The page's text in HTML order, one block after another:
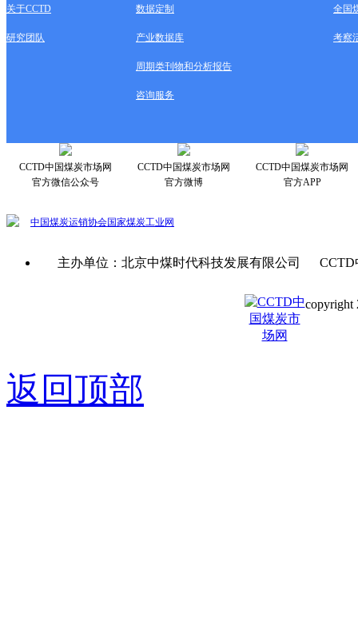
关于CCTD 数据定制 全国
研究团队 产业数据库 考察
周期类刊物和分析报告
咨询服务
CCTD中国煤炭市场网
官方微信公众号
CCTD中国煤炭市场网
官方微博
CCTD中国煤炭市场网
官方APP
中国煤炭运销协会国家煤炭工业网
主办单位：北京中煤时代科技发展有限公司
copyright
返回顶部